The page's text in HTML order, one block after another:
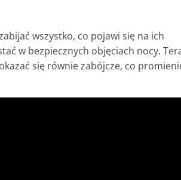
wszystko, co pojawi się na ich
w bezpiecznych objęciach nocy.
się równie zabójcze, co